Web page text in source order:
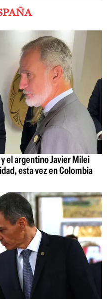
el argentino Javier Milei
esta vez en Colombia